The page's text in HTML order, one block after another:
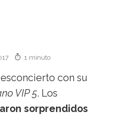
1 minuto
con su
VIP 5. Los
sorprendidos